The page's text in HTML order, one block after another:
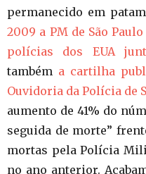
permanecido em
2009 a PM de São
polícias dos EUA
também a cartilha
Ouvidoria da Polícia de
aumento de 41% do
seguida de morte”
mortas pela Polícia
no ano anterior.